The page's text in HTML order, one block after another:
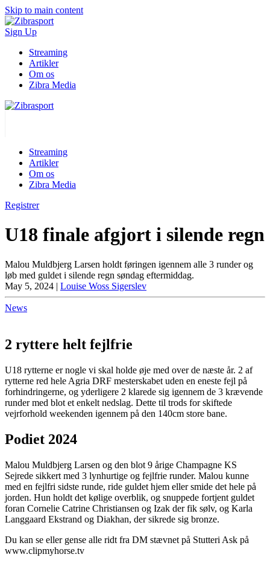
Skip to main content
Sign Up
Streaming
Artikler
Om os
Zibra Media
Streaming
Artikler
Om os
Zibra Media
Registrer
U18 finale afgjort i silende regn
Malou Muldbjerg Larsen holdt føringen igennem alle 3 runder og
løb med guldet i silende regn søndag eftermiddag.
May 5, 2024 | Louise Woss Sigerslev
News
2 ryttere helt fejlfrie
U18 rytterne er nogle vi skal holde øje med over de næste år. 2 af
rytterne red hele Agria DRF mesterskabet uden en eneste fejl på
forhindringerne, og yderligere 2 klarede sig igennem de 3 krævende
runder med blot et enkelt nedslag. Dette til trods for skiftede
vejrforhold weekenden igennem på den 140cm store bane.
Podiet 2024
Malou Muldbjerg Larsen og den blot 9 årige Champagne KS
Sejrede sikkert med 3 lynhurtige og fejlfrie runder. Malou kunne
med en fejlfri sidste runde, ride guldet hjem eller smide det hele på
jorden. Hun holdt det kølige overblik, og snuppede fortjent guldet
foran Cornelie Catrine Christiansen og Izak der fik sølv, og Karla
Langgaard Ekstrand og Diakhan, der sikrede sig bronze.
Du kan se eller gense alle ridt fra DM stævnet på Stutteri Ask på
www.clipmyhorse.tv